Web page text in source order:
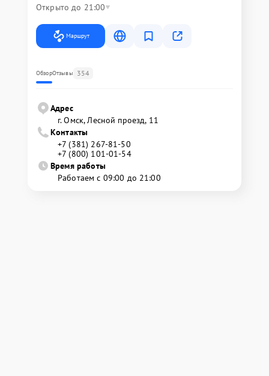
Открыто до 21:00
Маршрут
ОбзорОтзывы 354
Адрес
г. Омск, ​Лесной проезд, 11
Контакты
+7 (381) 267-81-50
+7 (800) 101-01-54
Время работы
Работаем с 09:00 до 21:00